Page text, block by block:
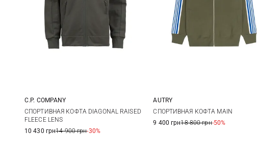
S M L XL
XXL
C.P. COMPANY
СПОРТИВНАЯ КОФТА DIAGONAL RAISED
FLEECE LENS
10 430 грн14 900 грн-30%
M L XL
AUTRY
СПОРТИВНАЯ КОФТА MAIN
9 400 грн18 800 грн-50%